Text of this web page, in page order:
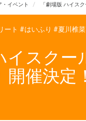
・イベント 「劇場版 ハイス
ート #はいふり #夏川椎菜
イスク
開催決定！